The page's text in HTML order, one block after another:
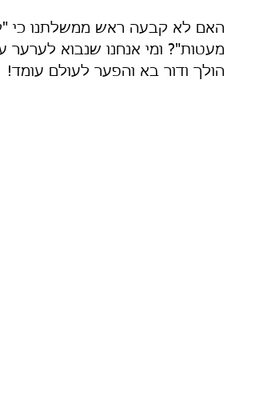
האם לא קבעה ראש ממשלתנו כי
מעטות"? ומי אנחנו שנבוא לערער
הולך ודור בא והפער לעולם עומד!